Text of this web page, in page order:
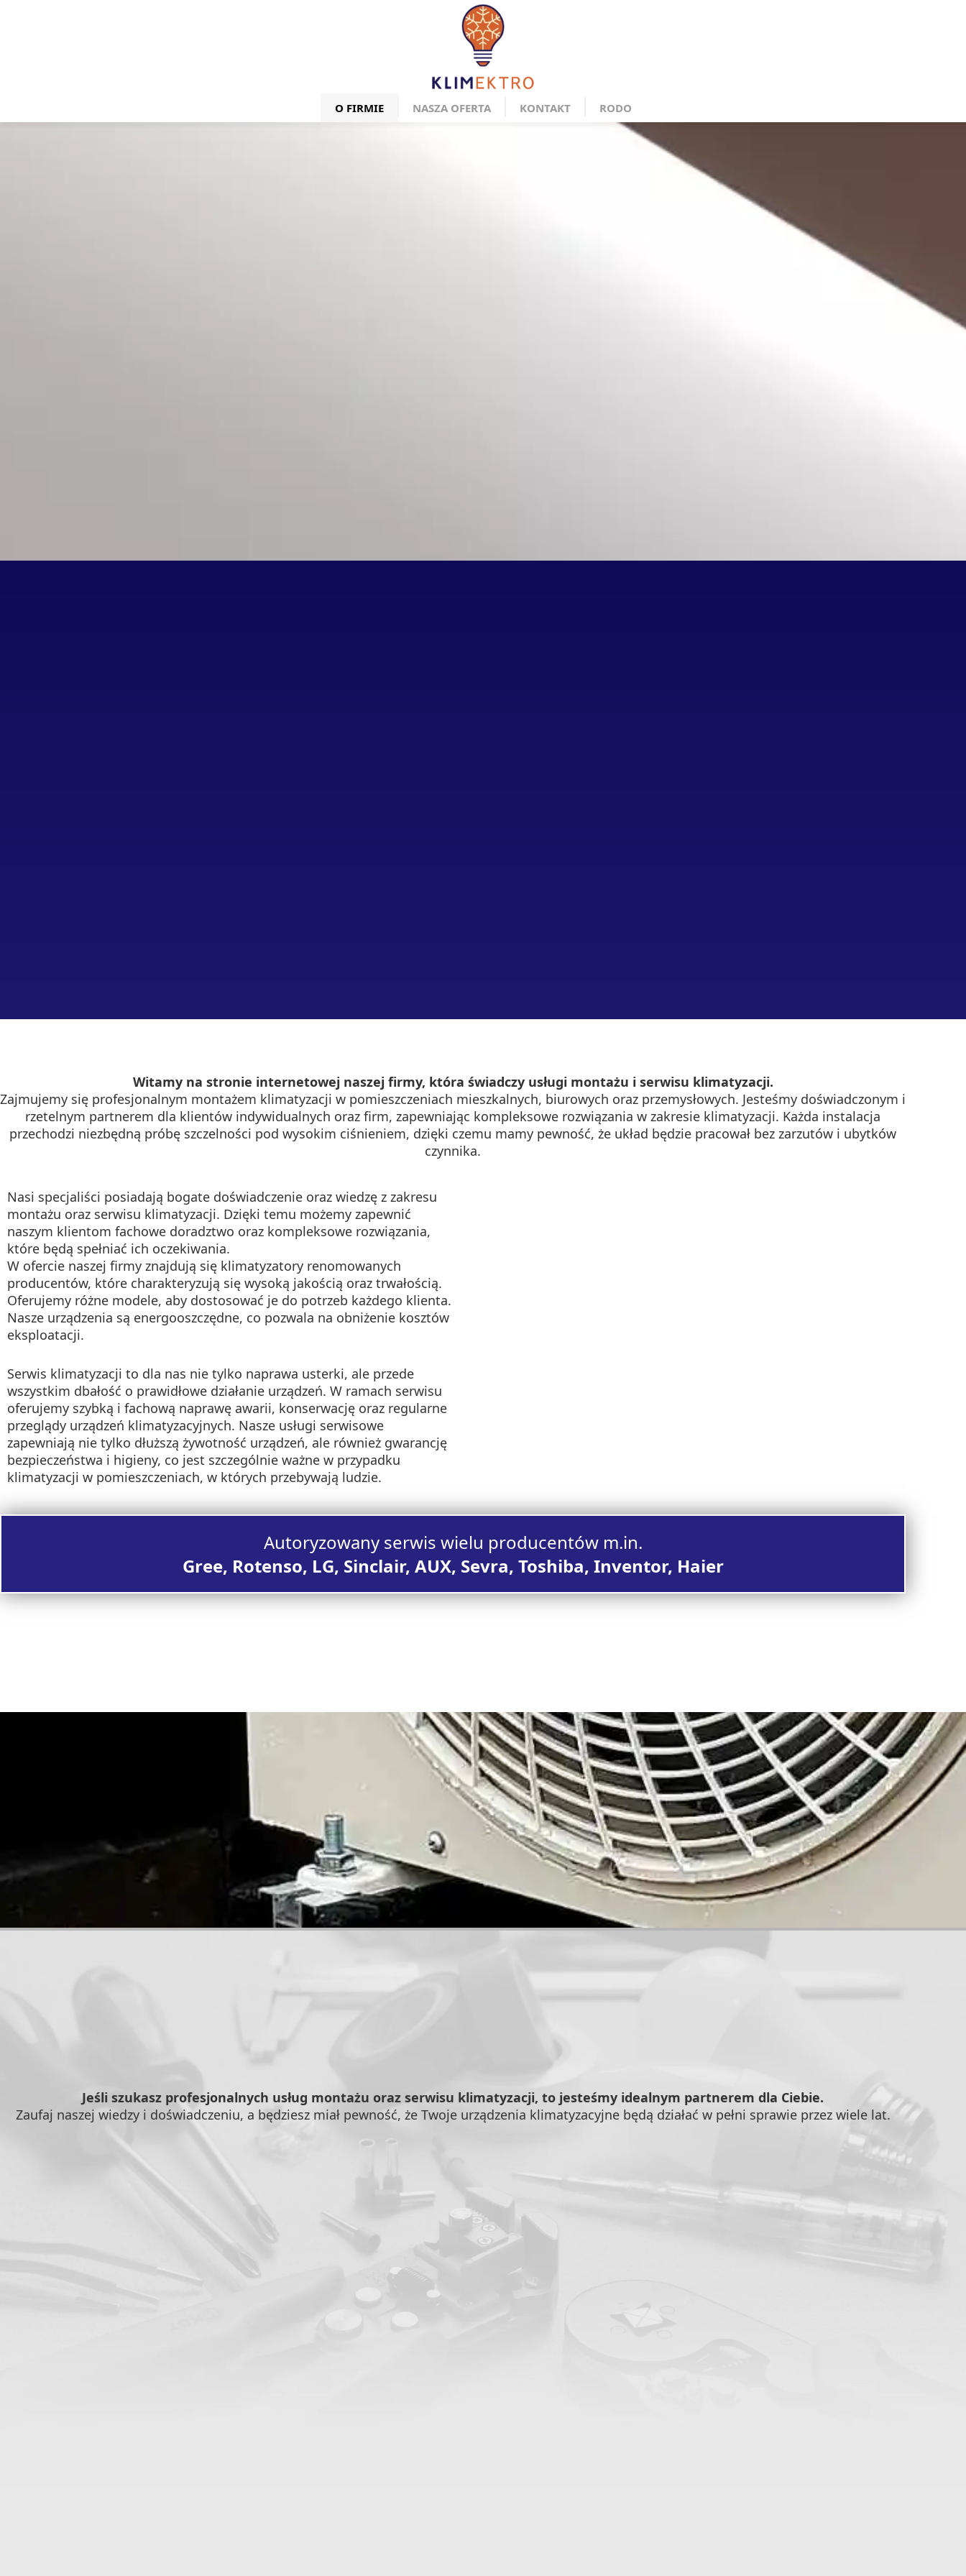
O FIRMIE NASZA OFERTA KONTAKT RODO
Witamy na stronie internetowej naszej firmy, która świadczy usługi montażu i serwisu klimatyzacji.
Zajmujemy się profesjonalnym montażem klimatyzacji w pomieszczeniach mieszkalnych, biurowych oraz przemysłowych. Jesteśmy doświadczonym i
rzetelnym partnerem dla klientów indywidualnych oraz firm, zapewniając kompleksowe rozwiązania w zakresie klimatyzacji. Każda instalacja
przechodzi niezbędną próbę szczelności pod wysokim ciśnieniem, dzięki czemu mamy pewność, że układ będzie pracował bez zarzutów i ubytków
czynnika.
Nasi specjaliści posiadają bogate doświadczenie oraz wiedzę z zakresu
montażu oraz serwisu klimatyzacji. Dzięki temu możemy zapewnić
naszym klientom fachowe doradztwo oraz kompleksowe rozwiązania,
które będą spełniać ich oczekiwania.
W ofercie naszej firmy znajdują się klimatyzatory renomowanych
producentów, które charakteryzują się wysoką jakością oraz trwałością.
Oferujemy różne modele, aby dostosować je do potrzeb każdego klienta.
Nasze urządzenia są energooszczędne, co pozwala na obniżenie kosztów
eksploatacji.
Serwis klimatyzacji to dla nas nie tylko naprawa usterki, ale przede
wszystkim dbałość o prawidłowe działanie urządzeń. W ramach serwisu
oferujemy szybką i fachową naprawę awarii, konserwację oraz regularne
przeglądy urządzeń klimatyzacyjnych. Nasze usługi serwisowe
zapewniają nie tylko dłuższą żywotność urządzeń, ale również gwarancję
bezpieczeństwa i higieny, co jest szczególnie ważne w przypadku
klimatyzacji w pomieszczeniach, w których przebywają ludzie.
Autoryzowany serwis wielu producentów m.in.
Gree, Rotenso, LG, Sinclair, AUX, Sevra, Toshiba, Inventor, Haier
Jeśli szukasz profesjonalnych usług montażu oraz serwisu klimatyzacji, to jesteśmy idealnym partnerem dla Ciebie.
Zaufaj naszej wiedzy i doświadczeniu, a będziesz miał pewność, że Twoje urządzenia klimatyzacyjne będą działać w pełni sprawie przez wiele lat.